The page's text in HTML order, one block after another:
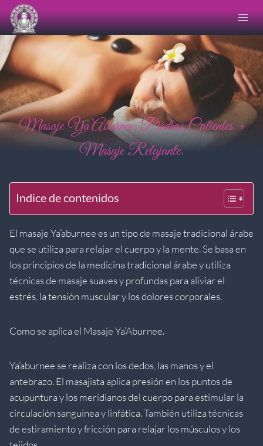
Saltar
al
contenido
Masaje Ya’Aburnee: Piedras Calientes +
Masaje Relajante.
Indice de contenidos
El masaje Ya’aburnee es un tipo de masaje tradicional árabe
que se utiliza para relajar el cuerpo y la mente. Se basa en
los principios de la medicina tradicional árabe y utiliza
técnicas de masaje suaves y profundas para aliviar el
estrés, la tensión muscular y los dolores corporales.
Como se aplica el Masaje Ya’Aburnee.
Ya’aburnee se realiza con los dedos, las manos y el
antebrazo. El masajista aplica presión en los puntos de
acupuntura y los meridianos del cuerpo para estimular la
circulación sanguínea y linfática. También utiliza técnicas
de estiramiento y fricción para relajar los músculos y los